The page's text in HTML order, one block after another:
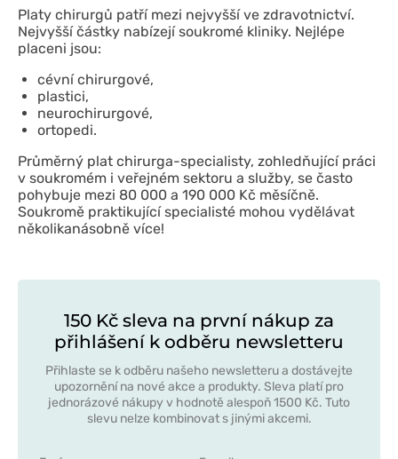
Platy chirurgů patří mezi nejvyšší ve zdravotnictví.
Nejvyšší částky nabízejí soukromé kliniky. Nejlépe
placeni jsou:
cévní chirurgové,
plastici,
neurochirurgové,
ortopedi.
Průměrný plat chirurga-specialisty, zohledňující práci
v soukromém i veřejném sektoru a služby, se často
pohybuje mezi 80 000 a 190 000 Kč měsíčně.
Soukromě praktikující specialisté mohou vydělávat
několikanásobně více!
150 Kč sleva na první nákup za
přihlášení k odběru newsletteru
Přihlaste se k odběru našeho newsletteru a dostávejte
upozornění na nové akce a produkty. Sleva platí pro
jednorázové nákupy v hodnotě alespoň 1500 Kč. Tuto
slevu nelze kombinovat s jinými akcemi.